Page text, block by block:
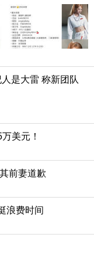
是大雷 称新团队
美元！
前妻道歉
浪费时间